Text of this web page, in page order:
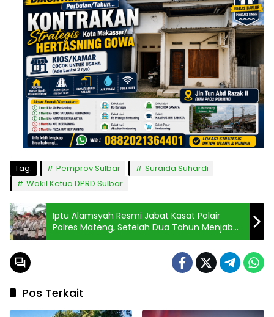
Tag: Pemprov Sulbar
Suraida Suhardi
Wakil Ketua DPRD Sulbar
Iptu Alamsyah Resmi Jabat Kasat Polair
Polres Mateng, Setelah Dua Tahun Menjabat
Kapolsek Sampaga
Pos Terkait